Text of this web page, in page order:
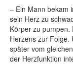
– Ein Mann bekam
sein Herz zu
Körper zu pumpen.
Herzens zur Folge.
später vom
der Herzfunktion